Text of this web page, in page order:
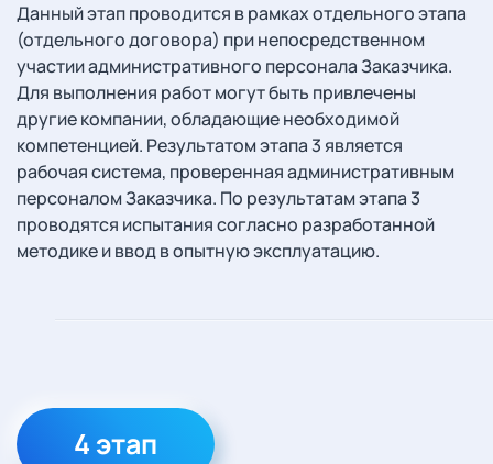
Данный этап проводится в рамках отдельного этапа
(отдельного договора) при непосредственном
участии административного персонала Заказчика.
Для выполнения работ могут быть привлечены
другие компании, обладающие необходимой
компетенцией. Результатом этапа 3 является
рабочая система, проверенная административным
персоналом Заказчика. По результатам этапа 3
проводятся испытания согласно разработанной
методике и ввод в опытную эксплуатацию.
4 этап